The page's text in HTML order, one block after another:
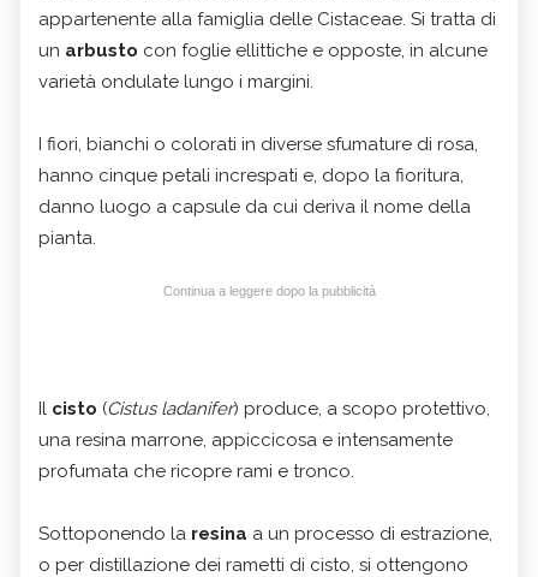
appartenente alla famiglia delle Cistaceae. Si tratta di
un arbusto con foglie ellittiche e opposte, in alcune
varietà ondulate lungo i margini.
I fiori, bianchi o colorati in diverse sfumature di rosa,
hanno cinque petali increspati e, dopo la fioritura,
danno luogo a capsule da cui deriva il nome della
pianta.
Continua a leggere dopo la pubblicità
Il cisto (Cistus ladanifer) produce, a scopo protettivo,
una resina marrone, appiccicosa e intensamente
profumata che ricopre rami e tronco.
Sottoponendo la resina a un processo di estrazione,
o per distillazione dei rametti di cisto, si ottengono